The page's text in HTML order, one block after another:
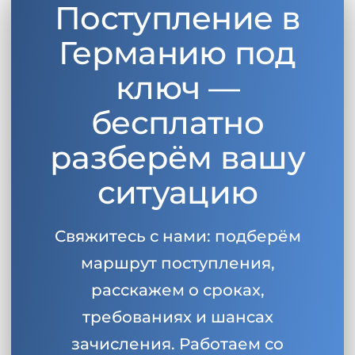
Наши студенты успешно поступают
КОНСУЛЬТАЦИЯ!
Беларусь
Другая страна
ЗАПИСАТЬСЯ НА КОНСУЛЬТАЦИЮ
Поступление в
Германию под
ключ —
бесплатно
разберём вашу
ситуацию
Свяжитесь с нами: подберём
маршрут поступления,
расскажем о сроках,
требованиях и шансах
зачисления. Работаем со